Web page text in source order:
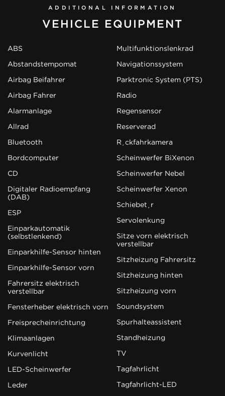
ADDITIONAL INFORMATION
VEHICLE EQUIPMENT
ABS
Abstandstempomat
Airbag Beifahrer
Airbag Fahrer
Alarmanlage
Allrad
Bluetooth
Bordcomputer
CD
Digitaler Radioempfang
(DAB)
ESP
Einparkautomatik
(selbstlenkend)
Einparkhilfe-Sensor hinten
Einparkhilfe-Sensor vorn
Fahrersitz elektrisch
verstellbar
Fensterheber elektrisch vorn
Freisprecheinrichtung
Klimaanlagen
Kurvenlicht
LED-Scheinwerfer
Leder
Multifunktionslenkrad
Navigationssystem
Parktronic System (PTS)
Radio
Regensensor
Reserverad
Rückfahrkamera
Scheinwerfer BiXenon
Scheinwerfer Nebel
Scheinwerfer Xenon
Schiebetür
Servolenkung
Sitze vorn elektrisch
verstellbar
Sitzheizung Fahrersitz
Sitzheizung hinten
Sitzheizung vorn
Soundsystem
Spurhalteassistent
Standheizung
TV
Tagfahrlicht
Tagfahrlicht-LED